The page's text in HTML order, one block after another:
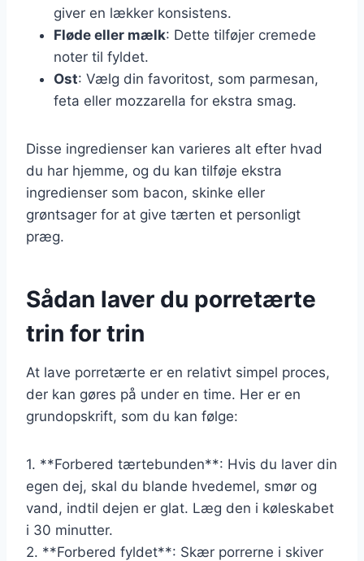
giver en lækker konsistens.
Fløde eller mælk: Dette tilføjer cremede
noter til fyldet.
Ost: Vælg din favoritost, som parmesan,
feta eller mozzarella for ekstra smag.
Disse ingredienser kan varieres alt efter hvad
du har hjemme, og du kan tilføje ekstra
ingredienser som bacon, skinke eller
grøntsager for at give tærten et personligt
præg.
Sådan laver du porretærte
trin for trin
At lave porretærte er en relativt simpel proces,
der kan gøres på under en time. Her er en
grundopskrift, som du kan følge:
1. **Forbered tærtebunden**: Hvis du laver din
egen dej, skal du blande hvedemel, smør og
vand, indtil dejen er glat. Læg den i køleskabet
i 30 minutter.
2. **Forbered fyldet**: Skær porrerne i skiver